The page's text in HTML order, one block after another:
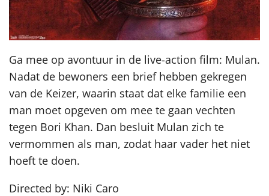
Ga mee op avontuur in de live-action film: Mulan.
Nadat de bewoners een brief hebben gekregen
van de Keizer, waarin staat dat elke familie een
man moet opgeven om mee te gaan vechten
tegen Bori Khan. Dan besluit Mulan zich te
vermommen als man, zodat haar vader het niet
hoeft te doen.
Directed by: Niki Caro